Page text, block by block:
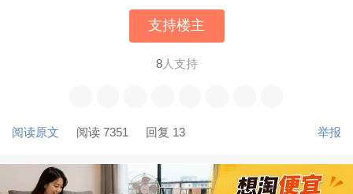
支持楼主
8人支持
阅读原文 阅读 7351 回复 13 举报